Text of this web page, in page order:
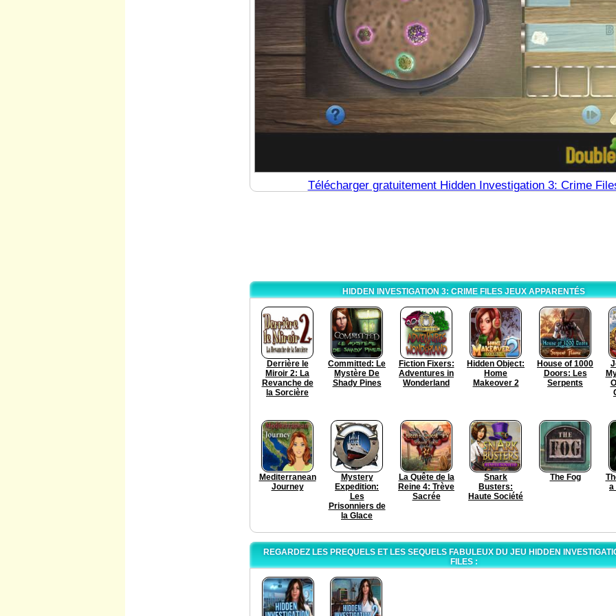
Télécharger gratuitement Hidden Investigation 3: Crime
HIDDEN INVESTIGATION 3: CRIME FILES JEUX APPARENTÉS
Derrière le
Miroir 2: La
Revanche de
la Sorcière
Committed: Le
Mystère De
Shady Pines
Fiction Fixers:
Adventures in
Wonderland
Hidden Object:
Home
Makeover 2
House of 1000
Doors: Les
Serpents
Mediterranean
Journey
Mystery
Expedition:
Les
Prisonniers de
la Glace
La Quête de la
Reine 4: Trève
Sacrée
Snark
Busters:
Haute Société
The Fog
a
REGARDEZ LES PREQUELS ET LES SEQUELS FABULEUX DU JEU HIDDEN
FILES :